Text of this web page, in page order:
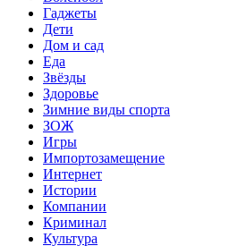
Гаджеты
Дети
Дом и сад
Еда
Звёзды
Здоровье
Зимние виды спорта
ЗОЖ
Игры
Импортозамещение
Интернет
Истории
Компании
Криминал
Культура